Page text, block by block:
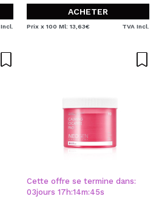
ACHETER
Prix x 100 Ml: 13,63€ TVA Incl.
Cette offre se termine dans:
03jours 17 h:14m:45s